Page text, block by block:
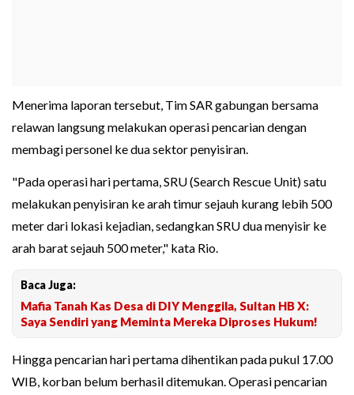
Menerima laporan tersebut, Tim SAR gabungan bersama
relawan langsung melakukan operasi pencarian dengan
membagi personel ke dua sektor penyisiran.
"Pada operasi hari pertama, SRU (Search Rescue Unit) satu
melakukan penyisiran ke arah timur sejauh kurang lebih 500
meter dari lokasi kejadian, sedangkan SRU dua menyisir ke
arah barat sejauh 500 meter," kata Rio.
Baca Juga:
Mafia Tanah Kas Desa di DIY Menggila, Sultan HB X:
Saya Sendiri yang Meminta Mereka Diproses Hukum!
Hingga pencarian hari pertama dihentikan pada pukul 17.00
WIB, korban belum berhasil ditemukan. Operasi pencarian